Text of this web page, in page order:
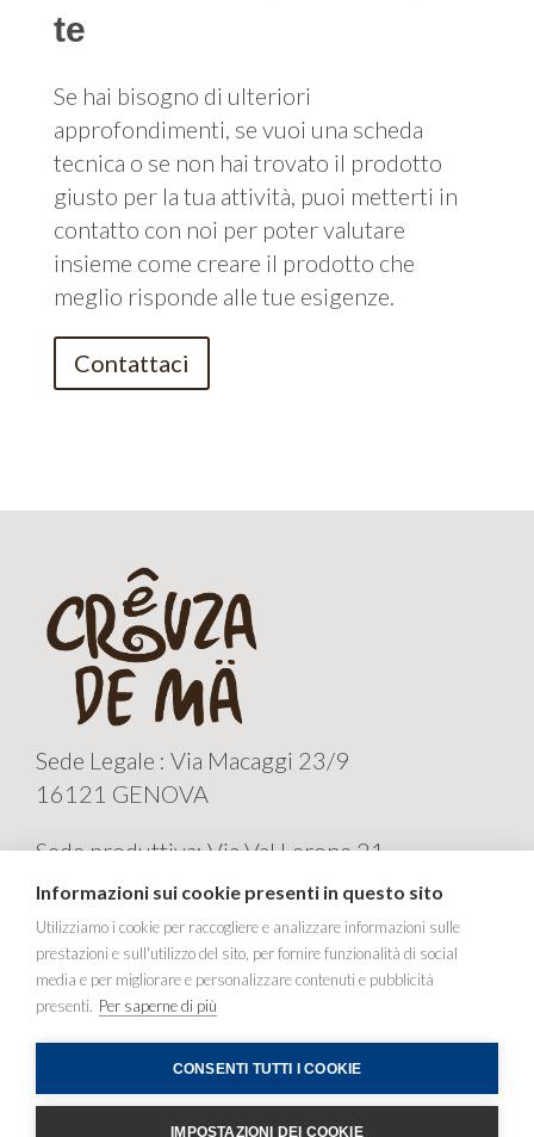
te
Se hai bisogno di ulteriori
approfondimenti, se vuoi una scheda
tecnica o se non hai trovato il prodotto
giusto per la tua attività, puoi metterti in
contatto con noi per poter valutare
insieme come creare il prodotto che
meglio risponde alle tue esigenze.
Contattaci
Sede Legale : Via Macaggi 23/9
16121 GENOVA
Sede produttiva: Via Val Lerone 21
16011 ARENZANO GE
CREUZA de MA' Sas
Tel e fax +39 010 9823189
P.IVA 01745840999
Informazioni sui cookie presenti in questo sito
Utilizziamo i cookie per raccogliere e analizzare informazioni sulle
prestazioni e sull'utilizzo del sito, per fornire funzionalità di social
media e per migliorare e personalizzare contenuti e pubblicità
presenti. Per saperne di più
CONSENTI TUTTI I COOKIE
IMPOSTAZIONI DEI COOKIE